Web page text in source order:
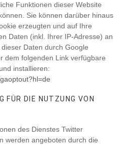
Funktionen dieser Website
Sie können darüber hinaus
erzeugten und auf Ihre
Daten (inkl. Ihrer IP-Adresse) an
Daten durch Google
dem folgenden Link verfügbare
installieren:
FÜR DIE NUTZUNG VON
des Dienstes Twitter
werden angeboten durch die